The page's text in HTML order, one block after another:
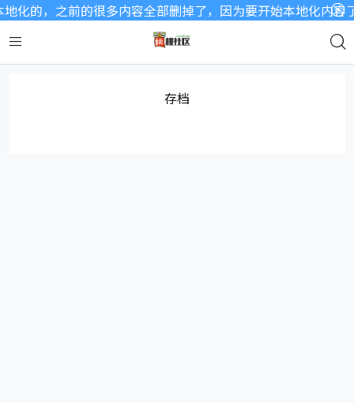
化的，之前的很多内容全部删掉了，因为要开始本地化内
存档